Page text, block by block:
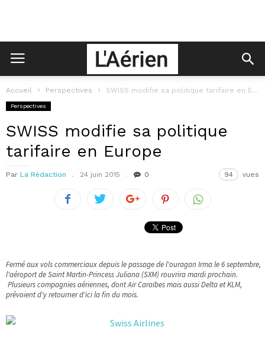
Accueil Perspectives SWISS modifie sa politique tarifaire en Europe
Perspectives
SWISS modifie sa politique
tarifaire en Europe
Par La Rédaction 24 juin 2015 0 94 vues
Fermé aux vols commerciaux depuis le passage de l'ouragan Irma le 6 septembre,
l'aéroport de Saint Martin-Princess Juliana (SXM) rouvrira mardi prochain.
Plusieurs compagnies aériennes, dont Air Caraïbes mais aussi Delta et KLM,
prévoient d'y retourner d'ici la fin du mois.